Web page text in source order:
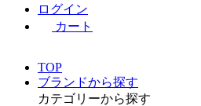
ログイン
カート
TOP
ブランドから探す
カテゴリーから探す